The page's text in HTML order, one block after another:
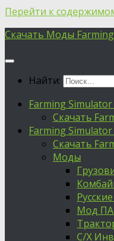
Перейти к
Скачать Моды
Найти:
Farming Simulator
Скачать
Farming Simulator
Скачать
Моды
Мод
С/Х